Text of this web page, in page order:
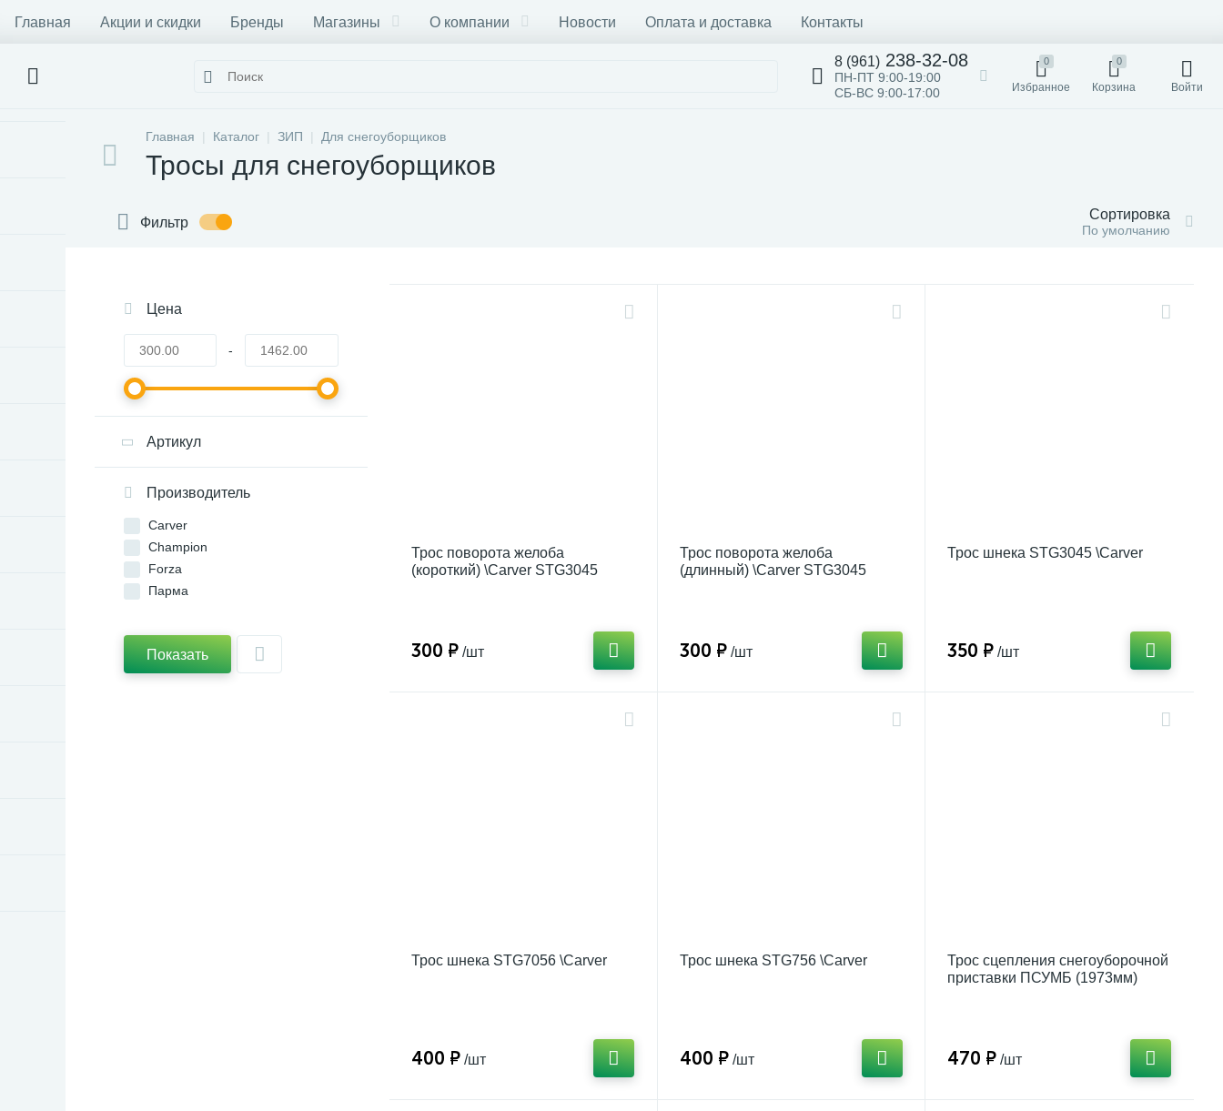
Главная Акции и скидки Бренды Магазины О компании Новости Оплата и доставка Контакты
8 (961) 238-32-08
ПН-ПТ 9:00-19:00
СБ-ВС 9:00-17:00
0
Избранное
0
Корзина Войти
Главная Каталог ЗИП Для снегоуборщиков
Тросы для снегоуборщиков
Фильтр Сортировка
По умолчанию
Цена
-
Артикул
Производитель
Carver
Champion
Forza
Парма
Показать
Трос поворота желоба
(короткий) \Carver STG3045
300 ₽ /шт
Трос поворота желоба
(длинный) \Carver STG3045
300 ₽ /шт
Трос шнека STG3045 \Carver
350 ₽ /шт
Трос шнека STG7056 \Carver
400 ₽ /шт
Трос шнека STG756 \Carver
400 ₽ /шт
Трос сцепления снегоуборочной
приставки ПСУМБ (1973мм)
470 ₽ /шт